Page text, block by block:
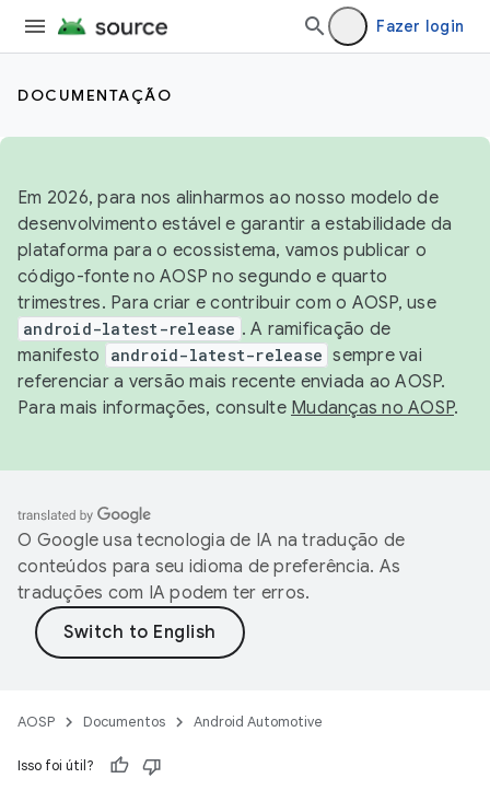
Fazer login
DOCUMENTAÇÃO
Em 2026, para nos alinharmos ao nosso modelo de
desenvolvimento estável e garantir a estabilidade da
plataforma para o ecossistema, vamos publicar o
código-fonte no AOSP no segundo e quarto
trimestres. Para criar e contribuir com o AOSP, use
android-latest-release . A ramificação de
manifesto
android-latest-release sempre vai
referenciar a versão mais recente enviada ao AOSP.
Para mais informações, consulte Mudanças no AOSP.
O Google usa tecnologia de IA na tradução de
conteúdos para seu idioma de preferência. As
traduções com IA podem ter erros.
AOSP Documentos Android Automotive
Isso foi útil?